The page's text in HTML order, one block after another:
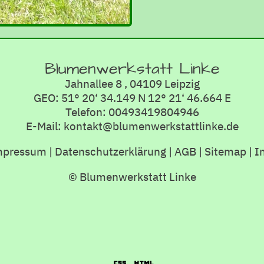
Blumenwerkstatt Linke
Jahnallee 8 , 04109 Leipzig
GEO: 51° 20‘ 34.149 N 12° 21‘ 46.664 E
Telefon: 00493419804946
E-Mail: kontakt@blumenwerkstattlinke.de
| Datenschutzerklärung | AGB | Sitemap |
© Blumenwerkstatt Linke